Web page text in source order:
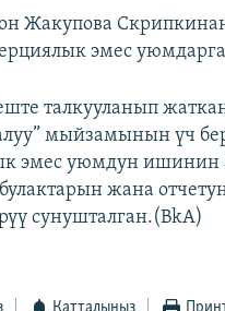
Жакупова
эмес
талкууланып
мыйзамынын үч
эмес уюмдун ишинин
жана
сунушталган.(BkA)
Катталыңыз